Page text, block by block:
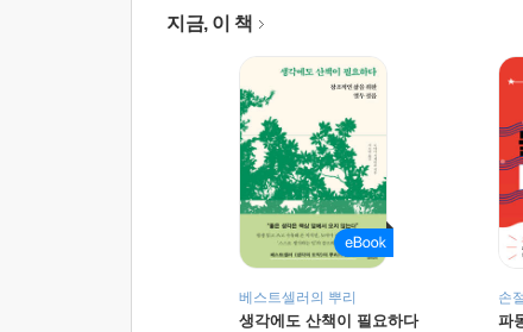
지금, 이 책
베스트셀러의 뿌리
생각에도 산책이 필요하다
손
파